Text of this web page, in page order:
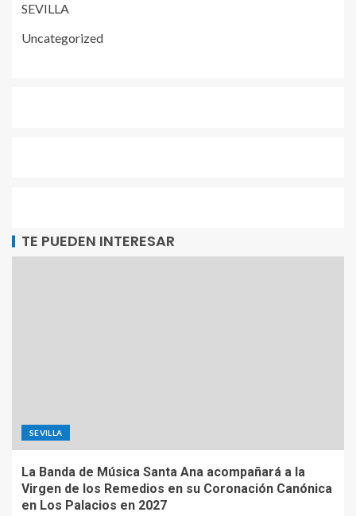
SEVILLA
Uncategorized
TE PUEDEN INTERESAR
SEVILLA
La Banda de Música Santa Ana acompañará a la
Virgen de los Remedios en su Coronación Canónica
en Los Palacios en 2027